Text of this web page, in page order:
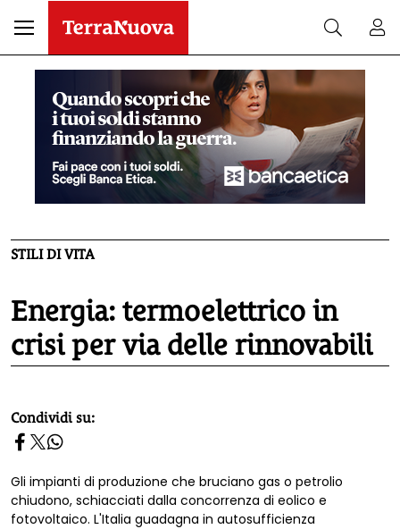
STILI DI VITA
Energia: termoelettrico in
crisi per via delle rinnovabili
homepage h2
Condividi su:
Gli impianti di produzione che bruciano gas o petrolio
chiudono, schiacciati dalla concorrenza di eolico e
fotovoltaico. L'Italia guadagna in autosufficienza